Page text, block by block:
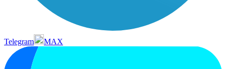
Telegram MAX